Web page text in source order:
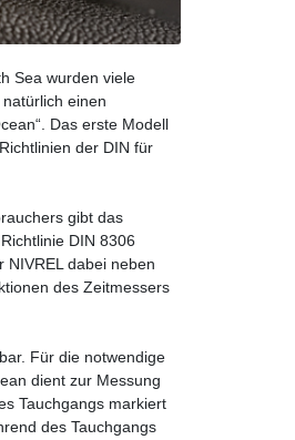
Sea wurden viele
einen
Das erste Modell
der DIN für
gibt das
DIN 8306
NIVREL dabei neben
des Zeitmessers
Für die notwendige
dient zur Messung
Tauchgangs markiert
des Tauchgangs